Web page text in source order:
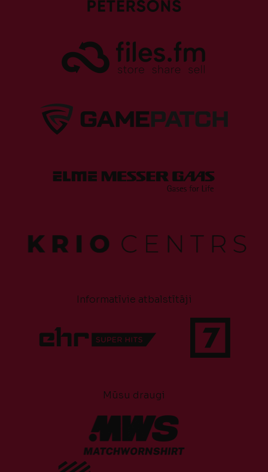
Informatīvie atbalstītāji
Mūsu draugi